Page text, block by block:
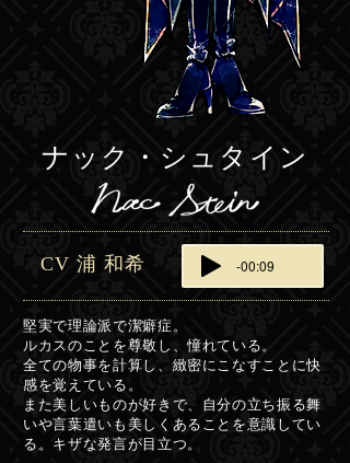
ナック・シュタイン
CV 浦 和希 -00:09
堅実で理論派で潔癖症。
ルカスのことを尊敬し、憧れている。
全ての物事を計算し、緻密にこなすことに快
感を覚えている。
また美しいものが好きで、自分の立ち振る舞
いや言葉遣いも美しくあることを意識してい
る。キザな発言が目立つ。